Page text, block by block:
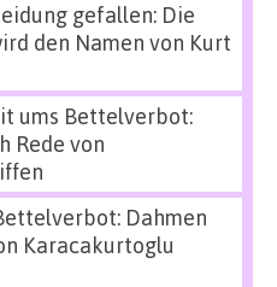
gefallen: Die
den Namen von Kurt
ums Bettelverbot:
Rede von
Dahmen
Karacakurtoglu